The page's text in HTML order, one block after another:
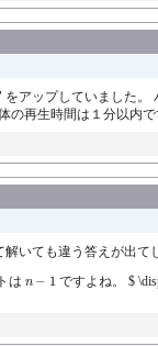
アップしていました。
再生時間は１分以内
いても違う答えが出
は n − 1 ですよね。 $